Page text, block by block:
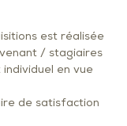
est réalisée
/ stagiaires
en vue
de satisfaction